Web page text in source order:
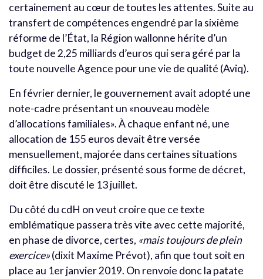
certainement au cœur de toutes les attentes. Suite au
transfert de compétences engendré par la sixième
réforme de l’État, la Région wallonne hérite d’un
budget de 2,25 milliards d’euros qui sera géré par la
toute nouvelle Agence pour une vie de qualité (Aviq).
En février dernier, le gouvernement avait adopté une
note-cadre présentant un «nouveau modèle
d’allocations familiales». À chaque enfant né, une
allocation de 155 euros devait être versée
mensuellement, majorée dans certaines situations
difficiles. Le dossier, présenté sous forme de décret,
doit être discuté le 13 juillet.
Du côté du cdH on veut croire que ce texte
emblématique passera très vite avec cette majorité,
en phase de divorce, certes, «mais toujours de plein
exercice»(dixit Maxime Prévot), afin que tout soit en
place au 1er janvier 2019. On renvoie donc la patate